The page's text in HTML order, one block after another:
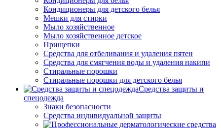
Кондиционеры для детского белья
Мешки для стирки
Мыло хозяйственное
Мыло хозяйственное детское
Прищепки
Средства для отбеливания и удаления пятен
Средства для смягчения воды и удаления накипи
Стиральные порошки
Стиральные порошки для детского белья
Средства защиты и
спецодежда
Знаки безопасности
Средства индивидуальной защиты